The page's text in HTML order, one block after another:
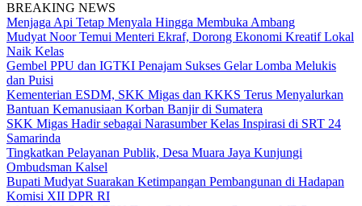
BREAKING NEWS
Menjaga Api Tetap Menyala Hingga Membuka Ambang
Mudyat Noor Temui Menteri Ekraf, Dorong Ekonomi Kreatif Lokal
Naik Kelas
Gembel PPU dan IGTKI Penajam Sukses Gelar Lomba Melukis
dan Puisi
Kementerian ESDM, SKK Migas dan KKKS Terus Menyalurkan
Bantuan Kemanusiaan Korban Banjir di Sumatera
SKK Migas Hadir sebagai Narasumber Kelas Inspirasi di SRT 24
Samarinda
Tingkatkan Pelayanan Publik, Desa Muara Jaya Kunjungi
Ombudsman Kalsel
Bupati Mudyat Suarakan Ketimpangan Pembangunan di Hadapan
Komisi XII DPR RI